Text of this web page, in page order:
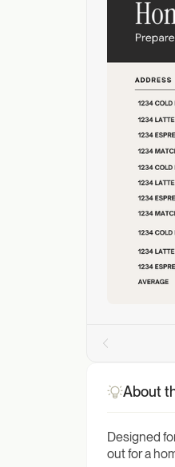
About
Designed
out for a